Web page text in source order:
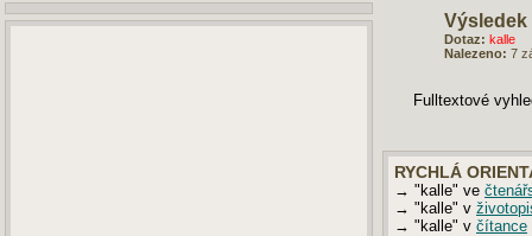
Výsledek
Dotaz: kalle
Nalezeno: 7
Fulltextové
RYCHLÁ
→ "kalle" ve
→ "kalle" v
→ "kalle" v čítance